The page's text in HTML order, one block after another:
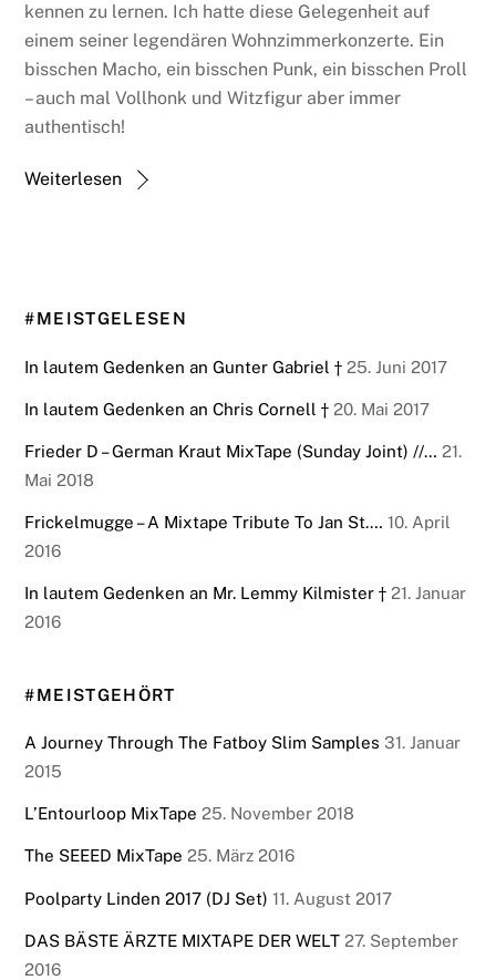
kennen zu lernen. Ich hatte diese Gelegenheit auf
einem seiner legendären Wohnzimmerkonzerte. Ein
bisschen Macho, ein bisschen Punk, ein bisschen Proll
– auch mal Vollhonk und Witzfigur aber immer
authentisch!
Weiterlesen
#MEISTGELESEN
In lautem Gedenken an Gunter Gabriel † 25. Juni 2017
In lautem Gedenken an Chris Cornell † 20. Mai 2017
Frieder D – German Kraut MixTape (Sunday Joint) //… 21.
Mai 2018
Frickelmugge – A Mixtape Tribute To Jan St.… 10. April
2016
In lautem Gedenken an Mr. Lemmy Kilmister † 21. Januar
2016
#MEISTGEHÖRT
A Journey Through The Fatboy Slim Samples 31. Januar
2015
L’Entourloop MixTape 25. November 2018
The SEEED MixTape 25. März 2016
Poolparty Linden 2017 (DJ Set) 11. August 2017
DAS BÄSTE ÄRZTE MIXTAPE DER WELT 27. September
2016